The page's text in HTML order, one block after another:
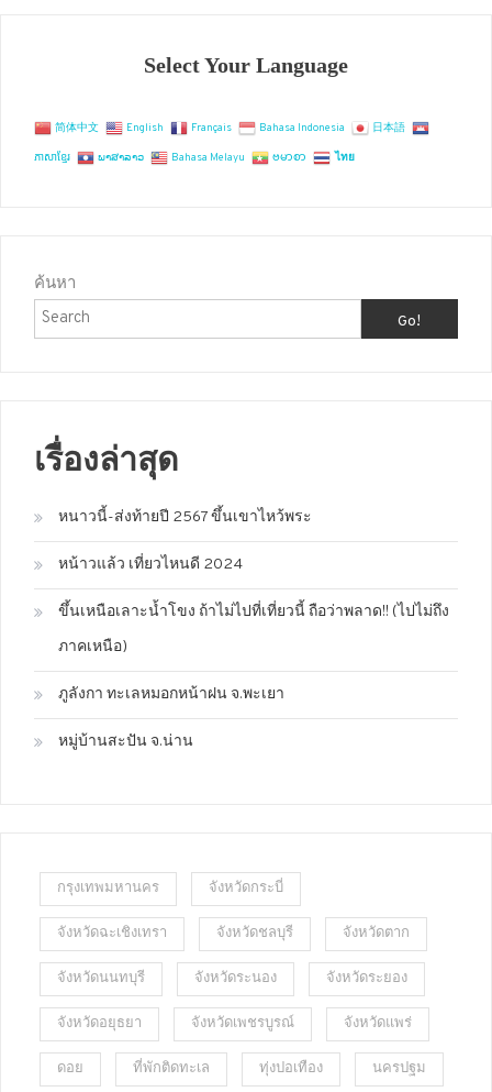
Select Your Language
简体中文 English Français Bahasa Indonesia 日本語
ភាសាខ្មែរ ພາສາລາວ Bahasa Melayu ဗမာစာ ไทย
ค้นหา
Go!
เรื่องล่าสุด
หนาวนี้-ส่งท้ายปี 2567 ขึ้นเขาไหว้พระ
หน้าวแล้ว เที่ยวไหนดี 2024
ขึ้นเหนือเลาะน้ำโขง ถ้าไม่ไปที่เที่ยวนี้ ถือว่าพลาด!! (ไปไม่ถึง
ภาคเหนือ)
ภูลังกา ทะเลหมอกหน้าฝน จ.พะเยา
หมู่บ้านสะปัน จ.น่าน
กรุงเทพมหานคร จังหวัดกระบี่
จังหวัดฉะเชิงเทรา จังหวัดชลบุรี จังหวัดตาก
จังหวัดนนทบุรี จังหวัดระนอง จังหวัดระยอง
จังหวัดอยุธยา จังหวัดเพชรบูรณ์ จังหวัดแพร่
ดอย ที่พักติดทะเล ทุ่งปอเทือง นครปฐม